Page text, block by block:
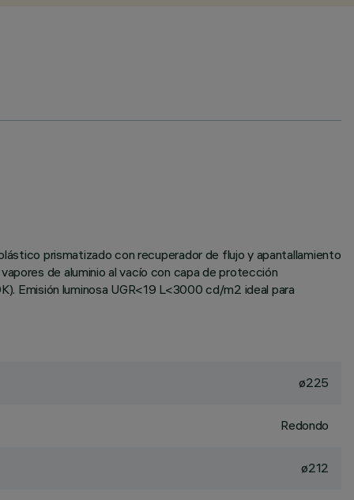
prismatizado con recuperador de flujo y apantallamiento
de aluminio al vacío con capa de protección
Emisión luminosa UGR<19 L<3000 cd/m2 ideal para
ø225
Redondo
ø212